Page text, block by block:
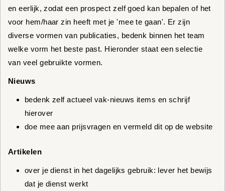
en eerlijk, zodat een prospect zelf goed kan bepalen of het
voor hem/haar zin heeft met je 'mee te gaan'. Er zijn
diverse vormen van publicaties, bedenk binnen het team
welke vorm het beste past. Hieronder staat een selectie
van veel gebruikte vormen.
Nieuws
bedenk zelf actueel vak-nieuws items en schrijf
hierover
doe mee aan prijsvragen en vermeld dit op de website
Artikelen
over je dienst in het dagelijks gebruik: lever het bewijs
dat je dienst werkt